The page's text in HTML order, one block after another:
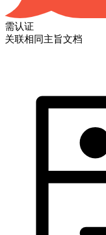
需认证
关联相同主旨文档